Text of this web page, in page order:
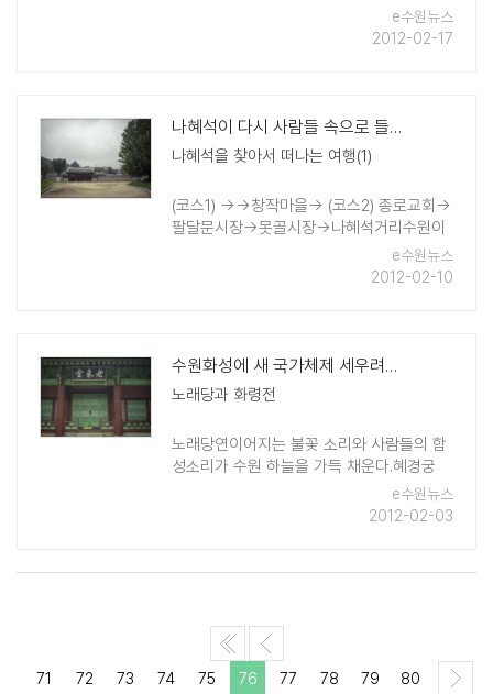
이 있는 것처럼 화성행궁 정문인 신풍루 앞
에도 종각을 만들었다. 그래서 수원 사람들
e수원뉴스
2012-02-17
나혜석이 다시 사람들 속으로 들어왔다
나혜석을 찾아서 떠나는 여행(1)
(코스1) →→창작마을→ (코스2) 종로교회→
팔달문시장→못골시장→나혜석거리수원이
낳은 한국 최초의 여성 서양화가이자 신여성
나혜석. 그녀는 지금의 팔달구 행궁동 부근
e수원뉴스
2012-02-10
수원화성에 새 국가체제 세우려던 정조
노래당과 화령전
노래당연이어지는 불꽃 소리와 사람들의 함
성소리가 수원 하늘을 가득 채운다.혜경궁
홍씨의 회갑을 축하하는 밤 행사였다. 집집
마다 등을 걸어 밤이 대낮보다 더 밝은 가운
e수원뉴스
2012-02-03
71 72 73 74 75 76 77 78 79 80